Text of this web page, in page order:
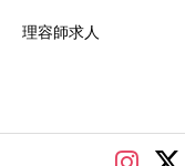
理容師求人